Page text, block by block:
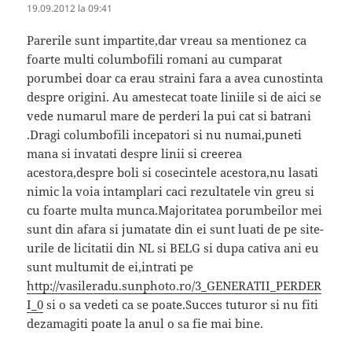
19.09.2012 la 09:41
Parerile sunt impartite,dar vreau sa mentionez ca
foarte multi columbofili romani au cumparat
porumbei doar ca erau straini fara a avea cunostinta
despre origini. Au amestecat toate liniile si de aici se
vede numarul mare de perderi la pui cat si batrani
.Dragi columbofili incepatori si nu numai,puneti
mana si invatati despre linii si creerea
acestora,despre boli si cosecintele acestora,nu lasati
nimic la voia intamplari caci rezultatele vin greu si
cu foarte multa munca.Majoritatea porumbeilor mei
sunt din afara si jumatate din ei sunt luati de pe site-
urile de licitatii din NL si BELG si dupa cativa ani eu
sunt multumit de ei,intrati pe
http://vasileradu.sunphoto.ro/3_GENERATII_PERDER
I_0 si o sa vedeti ca se poate.Succes tuturor si nu fiti
dezamagiti poate la anul o sa fie mai bine.